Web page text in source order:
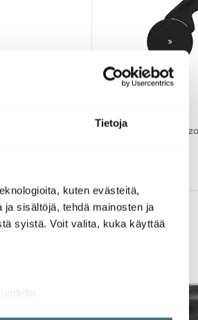
Tietoja
kuten evästeitä,
sisältöjä, tehdä mainosten ja
syistä. Voit valita, kuka käyttää
Functional Form
-40%